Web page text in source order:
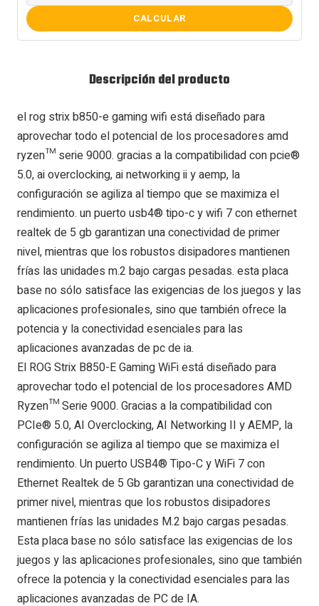
CALCULAR
Descripción del producto
el rog strix b850-e gaming wifi está diseñado para
aprovechar todo el potencial de los procesadores amd
ryzen™ serie 9000. gracias a la compatibilidad con pcie®
5.0, ai overclocking, ai networking ii y aemp, la
configuración se agiliza al tiempo que se maximiza el
rendimiento. un puerto usb4® tipo-c y wifi 7 con ethernet
realtek de 5 gb garantizan una conectividad de primer
nivel, mientras que los robustos disipadores mantienen
frías las unidades m.2 bajo cargas pesadas. esta placa
base no sólo satisface las exigencias de los juegos y las
aplicaciones profesionales, sino que también ofrece la
potencia y la conectividad esenciales para las
aplicaciones avanzadas de pc de ia.
El ROG Strix B850-E Gaming WiFi está diseñado para
aprovechar todo el potencial de los procesadores AMD
Ryzen™ Serie 9000. Gracias a la compatibilidad con
PCIe® 5.0, AI Overclocking, AI Networking II y AEMP, la
configuración se agiliza al tiempo que se maximiza el
rendimiento. Un puerto USB4® Tipo-C y WiFi 7 con
Ethernet Realtek de 5 Gb garantizan una conectividad de
primer nivel, mientras que los robustos disipadores
mantienen frías las unidades M.2 bajo cargas pesadas.
Esta placa base no sólo satisface las exigencias de los
juegos y las aplicaciones profesionales, sino que también
ofrece la potencia y la conectividad esenciales para las
aplicaciones avanzadas de PC de IA.